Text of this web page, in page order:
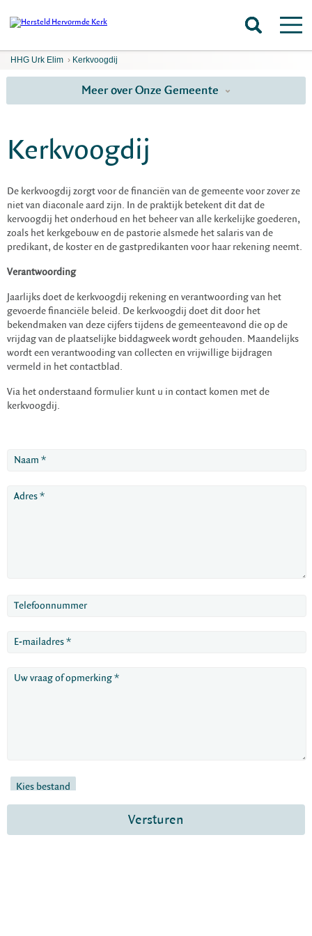
HHG Urk Elim › Kerkvoogdij
Meer over Onze Gemeente
Kerkvoogdij
De kerkvoogdij zorgt voor de financiën van de gemeente voor zover ze
niet van diaconale aard zijn. In de praktijk betekent dit dat de
kervoogdij het onderhoud en het beheer van alle kerkelijke goederen,
zoals het kerkgebouw en de pastorie alsmede het salaris van de
predikant, de koster en de gastpredikanten voor haar rekening neemt.
Verantwoording
Jaarlijks doet de kerkvoogdij rekening en verantwoording van het
gevoerde financiële beleid. De kerkvoogdij doet dit door het
bekendmaken van deze cijfers tijdens de gemeenteavond die op de
vrijdag van de plaatselijke biddagweek wordt gehouden. Maandelijks
wordt een verantwooding van collecten en vrijwillige bijdragen
vermeld in het contactblad.
Via het onderstaand formulier kunt u in contact komen met de
kerkvoogdij.
Kies bestand
Versturen